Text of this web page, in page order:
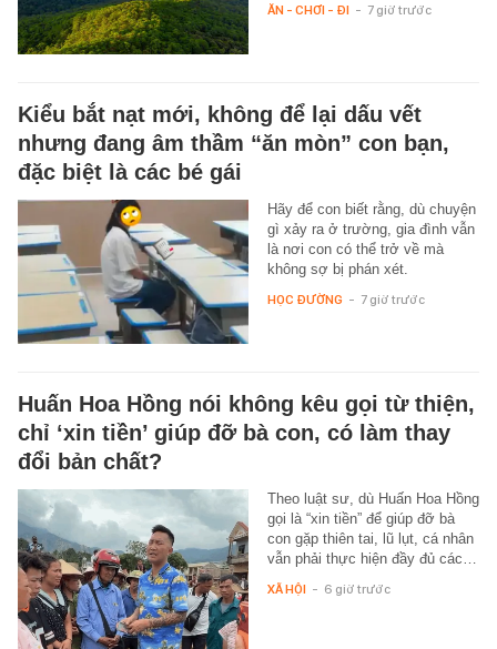
ĂN - CHƠI - ĐI - 7 giờ trước
Kiểu bắt nạt mới, không để lại dấu vết
nhưng đang âm thầm “ăn mòn” con bạn,
đặc biệt là các bé gái
Hãy để con biết rằng, dù chuyện
gì xảy ra ở trường, gia đình vẫn
là nơi con có thể trở về mà
không sợ bị phán xét.
HỌC ĐƯỜNG - 7 giờ trước
Huấn Hoa Hồng nói không kêu gọi từ thiện,
chỉ ‘xin tiền’ giúp đỡ bà con, có làm thay
đổi bản chất?
Theo luật sư, dù Huấn Hoa Hồng
gọi là “xin tiền” để giúp đỡ bà
con gặp thiên tai, lũ lụt, cá nhân
vẫn phải thực hiện đầy đủ các…
XÃ HỘI - 6 giờ trước